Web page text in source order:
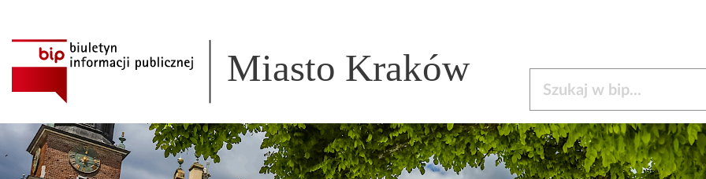
Miasto Kraków